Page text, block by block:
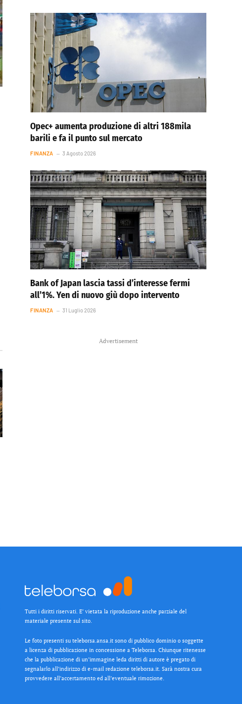
Opec+ aumenta produzione di altri 188mila
barili e fa il punto sul mercato
FINANZA 3 Agosto 2026
Bank of Japan lascia tassi d’interesse fermi
all’1%. Yen di nuovo giù dopo intervento
FINANZA 31 Luglio 2026
Advertisement
Tutti i diritti riservati. E’ vietata la riproduzione anche parziale del
materiale presente sul sito.
Le foto presenti su teleborsa.ansa.it sono di pubblico dominio o soggette
a licenza di pubblicazione in concessione a Teleborsa. Chiunque ritenesse
che la pubblicazione di un’immagine leda diritti di autore è pregato di
segnalarlo all’indirizzo di e-mail redazione teleborsa.it. Sarà nostra cura
provvedere all’accertamento ed all’eventuale rimozione.